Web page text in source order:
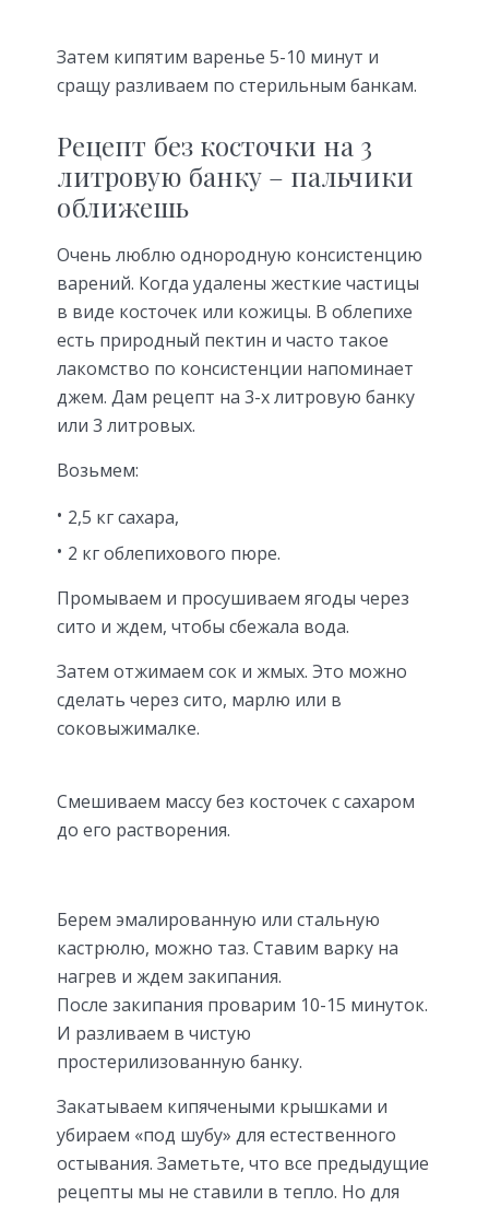
Затем кипятим варенье 5-10 минут и
сращу разливаем по стерильным банкам.
Рецепт без косточки на 3
литровую банку – пальчики
оближешь
Очень люблю однородную консистенцию
варений. Когда удалены жесткие частицы
в виде косточек или кожицы. В облепихе
есть природный пектин и часто такое
лакомство по консистенции напоминает
джем. Дам рецепт на 3-х литровую банку
или 3 литровых.
Возьмем:
2,5 кг сахара,
2 кг облепихового пюре.
Промываем и просушиваем ягоды через
сито и ждем, чтобы сбежала вода.
Затем отжимаем сок и жмых. Это можно
сделать через сито, марлю или в
соковыжималке.
Смешиваем массу без косточек с сахаром
до его растворения.
Берем эмалированную или стальную
кастрюлю, можно таз. Ставим варку на
нагрев и ждем закипания.
После закипания проварим 10-15 минуток.
И разливаем в чистую
простерилизованную банку.
Закатываем кипячеными крышками и
убираем «под шубу» для естественного
остывания. Заметьте, что все предыдущие
рецепты мы не ставили в тепло. Но для